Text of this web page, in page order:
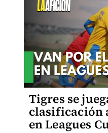
Tigres se
clasificación
en Leagues